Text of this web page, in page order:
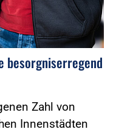
besorgniserregend
Zahl von
Innenstädten